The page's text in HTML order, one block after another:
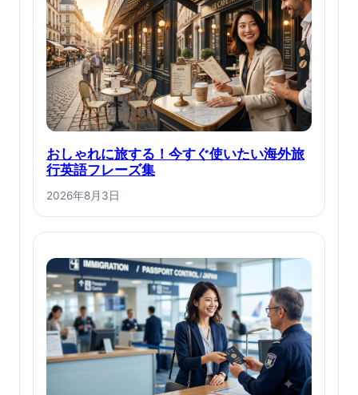
おしゃれに旅する！今すぐ使いたい海外旅
行英語フレーズ集
2026年8月3日